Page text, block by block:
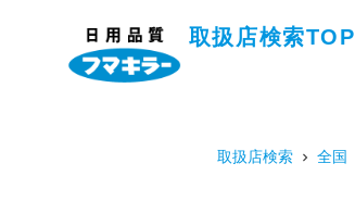
取扱店検索TOP
取扱店検索 全国